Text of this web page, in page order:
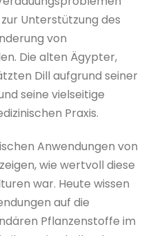
Unterstützung des
von
Die alten Ägypter,
Dill aufgrund seiner
seine vielseitige
Praxis.
Anwendungen von
wie wertvoll diese
war. Heute wissen
auf die
Pflanzenstoffe im